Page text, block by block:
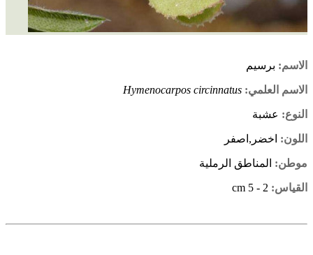
الاسم: برسيم
الاسم العلمي: Hymenocarpos circinnatus
النوع: عشبة
اللون: اخضر,اصفر
موطن: المناطق الرملية
القياس: